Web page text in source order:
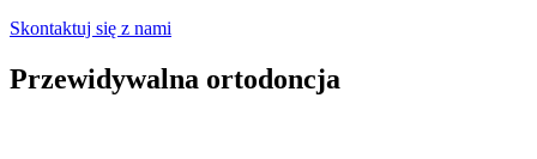
Skontaktuj się z nami
Przewidywalna ortodoncja